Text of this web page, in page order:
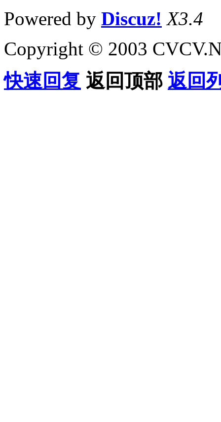
Powered by Discuz! X3.4
Copyright © 2003
快速回复 返回顶部 返回